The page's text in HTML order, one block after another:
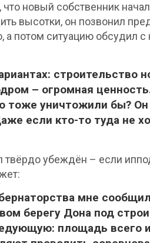
новый собственник
высотки, он позвонил
а потом ситуацию обсудил
строительство
– огромная
тоже уничтожили бы?
если кто-то туда не
убеждён – если
мне
берегу Дона под
площадь всего